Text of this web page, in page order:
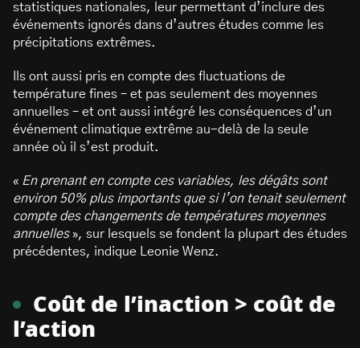
statistiques nationales, leur permettant d’inclure des
événements ignorés dans d’autres études comme les
précipitations extrêmes.
Ils ont aussi pris en compte des fluctuations de
température fines – et pas seulement des moyennes
annuelles – et ont aussi intégré les conséquences d’un
événement climatique extrême au-delà de la seule
année où il s’est produit.
« En prenant en compte ces variables, les dégâts sont
environ 50% plus importants que si l’on tenait seulement
compte des changements de températures moyennes
annuelles», sur lesquels se fondent la plupart des études
précédentes, indique Leonie Wenz.
Coût de l’inaction > coût de
l’action